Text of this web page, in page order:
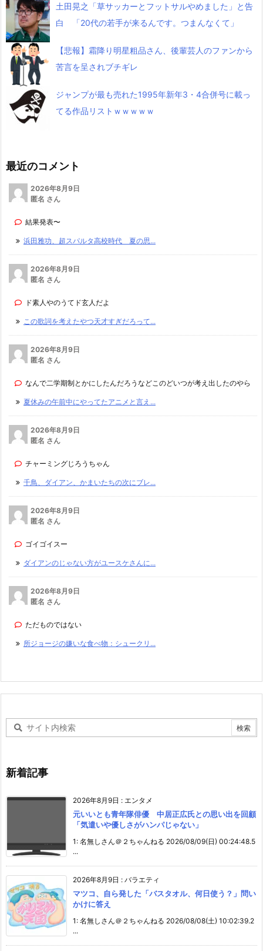
土田晃之「草サッカーとフットサルやめました」と告
白 「20代の若手が来るんです。つまんなくて」
【悲報】霜降り明星粗品さん、後輩芸人のファンから
苦言を呈されブチギレ
ジャンプが最も売れた1995年新年3・4合併号に載っ
てる作品リストｗｗｗｗｗ
最近のコメント
2026年8月9日
匿名 さん
結果発表〜
浜田雅功、超スパルタ高校時代 夏の思...
2026年8月9日
匿名 さん
ド素人やのうてド玄人だよ
この歌詞を考えたやつ天才すぎだろって...
2026年8月9日
匿名 さん
なんで二学期制とかにしたんだろうなどこのどいつが考え出したのやら
夏休みの午前中にやってたアニメと言え...
2026年8月9日
匿名 さん
チャーミングじろうちゃん
千鳥、ダイアン、かまいたちの次にブレ...
2026年8月9日
匿名 さん
ゴイゴイスー
ダイアンのじゃない方がユースケさんに...
2026年8月9日
匿名 さん
ただものではない
所ジョージの嫌いな食べ物：シュークリ...
新着記事
2026年8月9日 : エンタメ
元いいとも青年隊俳優 中居正広氏との思い出を回顧
「気遣いや優しさがハンパじゃない」
1: 名無しさん＠２ちゃんねる 2026/08/09(日) 00:24:48.5
...
2026年8月9日 : バラエティ
マツコ、自ら発した「バスタオル、何日使う？」問い
かけに答え
1: 名無しさん＠２ちゃんねる 2026/08/08(土) 10:02:39.2
...